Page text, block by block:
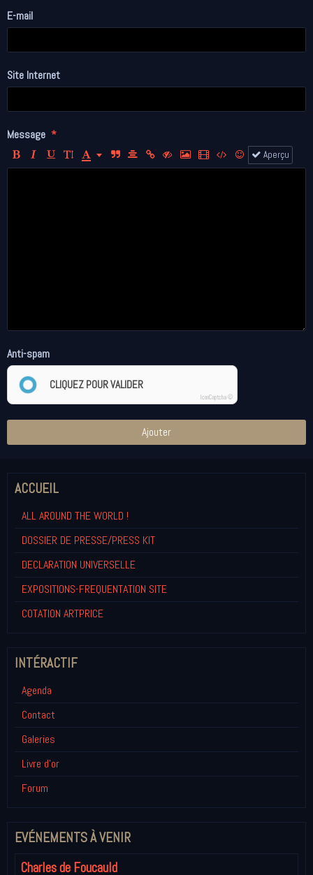
E-mail
Site Internet
Message
Aperçu
Anti-spam
CLIQUEZ POUR VALIDER
IconCaptcha ©
Ajouter
ACCUEIL
ALL AROUND THE WORLD !
DOSSIER DE PRESSE/PRESS KIT
DECLARATION UNIVERSELLE
EXPOSITIONS-FREQUENTATION SITE
COTATION ARTPRICE
INTÉRACTIF
Agenda
Contact
Galeries
Livre d'or
Forum
EVÉNEMENTS À VENIR
Charles de Foucauld